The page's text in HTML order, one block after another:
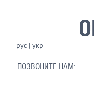
рус| укр
ПОЗВОНИТЕ НАМ: